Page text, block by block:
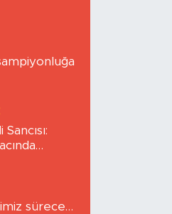
Sancısı:
sürece…